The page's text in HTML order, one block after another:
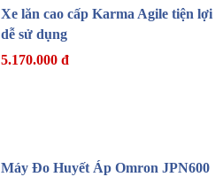
Xe lăn cao cấp Karma Agile tiện lợi
dễ sử dụng
5.170.000 đ
Máy Đo Huyết Áp Omron JPN600